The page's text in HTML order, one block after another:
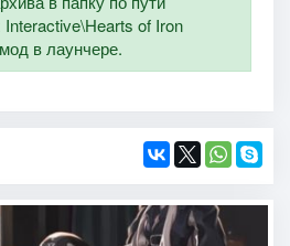
of Iron
в лаунчере.